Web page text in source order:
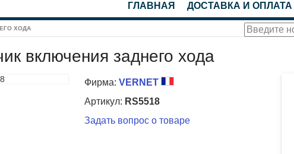
ГЛАВНАЯ ДОСТАВКА И ОПЛАТА
ХОДА
включения заднего хода
Фирма: VERNET
Артикул: RS5518
Задать вопрос о товаре